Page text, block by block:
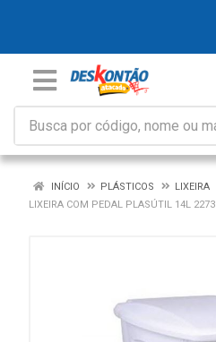
INÍCIO PLÁSTICOS
LIXEIRA
LIXEIRA COM PEDAL PLASÚTIL 14L 2273